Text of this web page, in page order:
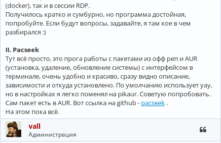
(docker), так и в сессии RDP.
Получилось кратко и сумбурно, но программа достойная,
попробуйте. Если будут вопросы, задавайте, я там кое в чем
разбирался :)
II. Pacseek
Тут всё просто, это прога работы с пакетами из офф реп и AUR
(установка, удаление, обновление системы) с интерфейсом в
терминале, очень удобно и красиво, сразу видно описание,
зависимости и откуда установлено. По умолчанию использует yay,
но в настройках я легко поменял на pikaur. Советую попробовать.
Сам пакет есть в AUR. Вот ссылка на github - pacseek .
На этом пока всё.
vall
Администрация